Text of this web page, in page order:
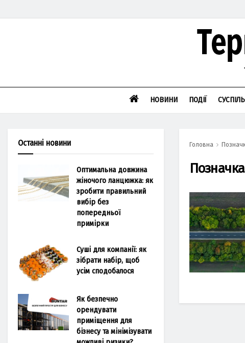
НОВИНИ ПОДІЇ
Головна
Останні новини
Оптимальна довжина
жіночого ланцюжка: як
зробити правильний
вибір без
попередньої
примірки
Суші для компанії: як
зібрати набір, щоб
усім сподобалося
Як безпечно
орендувати
приміщення для
бізнесу та мінімізувати